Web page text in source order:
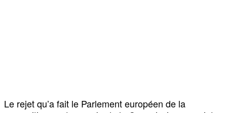
Le rejet qu’a fait le Parlement européen de la